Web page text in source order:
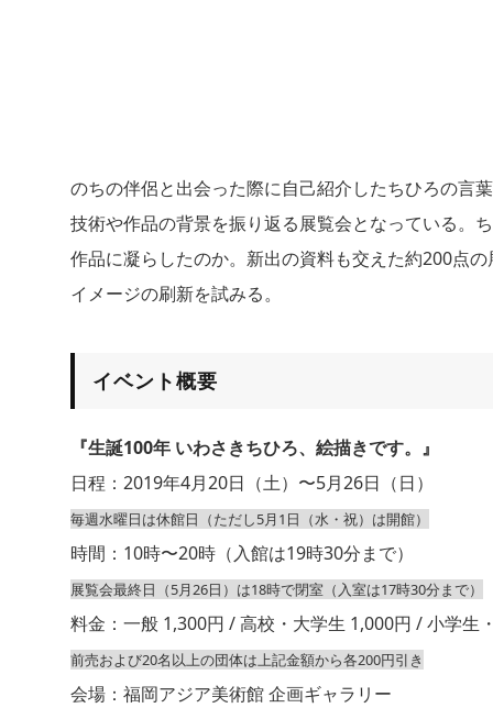
のちの伴侶と出会った際に自己紹介したちひろの言
技術や作品の背景を振り返る展覧会となっている。
作品に凝らしたのか。新出の資料も交えた約200点
イメージの刷新を試みる。
イベント概要
『生誕100年 いわさきちひろ、絵描きです。』
日程：2019年4月20日（土）〜5月26日（日）
毎週水曜日は休館日（ただし5月1日（水・祝）は開館）
時間：10時〜20時（入館は19時30分まで）
展覧会最終日（5月26日）は18時で閉室（入室は17時30分まで）
料金：一般 1,300円 / 高校・大学生 1,000円 / 小学生
前売および20名以上の団体は上記金額から各200円引き
会場：福岡アジア美術館 企画ギャラリー